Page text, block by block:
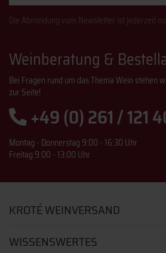
Die Abmeldung vom Newsletter ist jederzeit
Weinberatung &
Bei Fragen rund um das Thema Wein stehen
zur Seite!
+49 (0) 261 / 121
Montag - Donnerstag 9:00 - 16:30 Uhr
Freitag 9:00 - 13:00 Uhr
KROTÉ WEINVERSAND
WISSENSWERTES